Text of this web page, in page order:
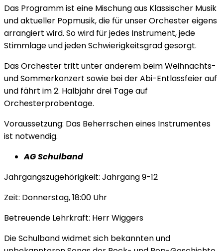
Das Programm ist eine Mischung aus Klassischer Musik
und aktueller Popmusik, die für unser Orchester eigens
arrangiert wird. So wird für jedes Instrument, jede
Stimmlage und jeden Schwierigkeitsgrad gesorgt.
Das Orchester tritt unter anderem beim Weihnachts-
und Sommerkonzert sowie bei der Abi-Entlassfeier auf
und fährt im 2. Halbjahr drei Tage auf
Orchesterprobentage.
Voraussetzung: Das Beherrschen eines Instrumentes
ist notwendig.
AG Schulband
Jahrgangszugehörigkeit: Jahrgang 9-12
Zeit: Donnerstag, 18:00 Uhr
Betreuende Lehrkraft: Herr Wiggers
Die Schulband widmet sich bekannten und